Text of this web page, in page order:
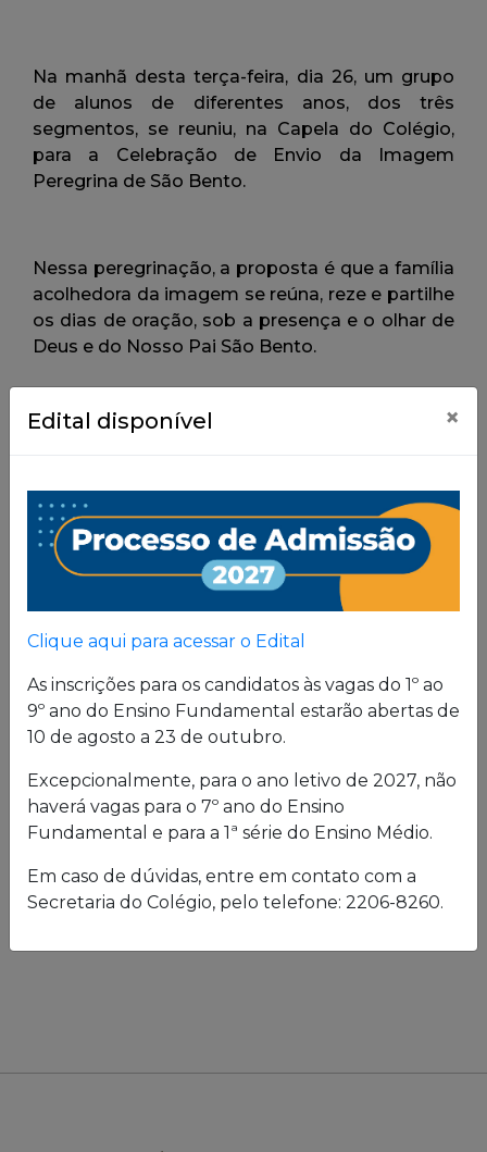
Edital disponível ×
Clique aqui para acessar o Edital
As inscrições para os candidatos às vagas do 1º ao
9º ano do Ensino Fundamental estarão abertas de
10 de agosto a 23 de outubro.
Excepcionalmente, para o ano letivo de 2027, não
haverá vagas para o 7º ano do Ensino
Fundamental e para a 1ª série do Ensino Médio.
Em caso de dúvidas, entre em contato com a
Secretaria do Colégio, pelo telefone: 2206-8260.